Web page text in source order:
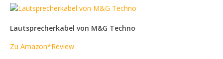
Lautsprecherkabel von M&G Techno
Zu Amazon*Review